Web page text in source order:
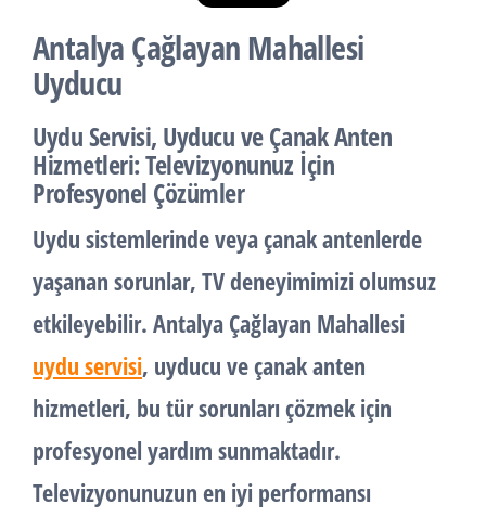
Antalya Çağlayan Mahallesi
Uyducu
Uydu Servisi, Uyducu ve Çanak Anten
Hizmetleri: Televizyonunuz İçin
Profesyonel Çözümler
Uydu sistemlerinde veya çanak antenlerde
yaşanan sorunlar, TV deneyimimizi olumsuz
etkileyebilir. Antalya Çağlayan Mahallesi
uydu servisi, uyducu veçanak anten
hizmetleri, bu tür sorunları çözmek için
profesyonel yardım sunmaktadır.
Televizyonunuzun en iyi performansı